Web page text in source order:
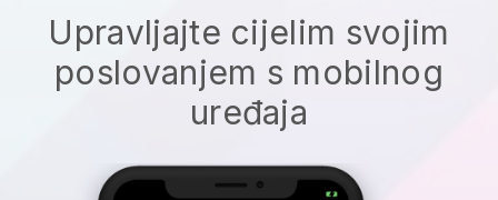
Upravljajte cijelim svojim
poslovanjem s mobilnog
uređaja